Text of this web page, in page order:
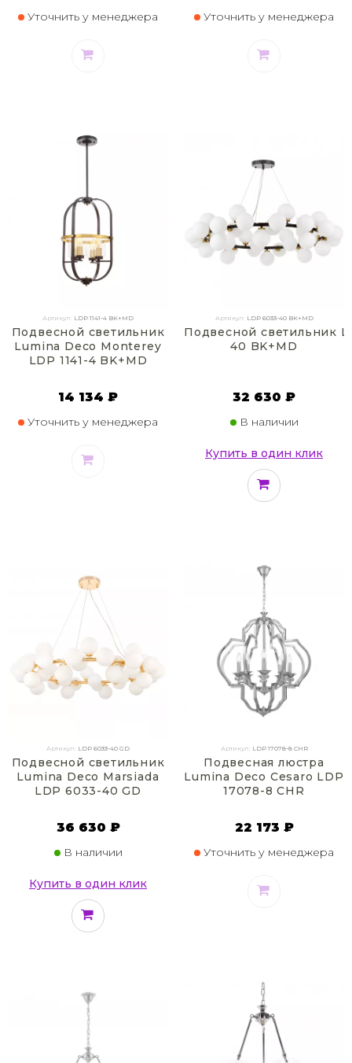
Уточнить у менеджера Уточнить у менеджера
Артикул: LDP 1141-4 BK+MD
Подвесной светильник
Lumina Deco Monterey
LDP 1141-4 BK+MD
14 134 ₽
Уточнить у менеджера
Артикул: LDP 6033-40 BK+MD
Подвесной светильник
40 BK+MD
32 630 ₽
В наличии
Купить в один клик
Артикул: LDP 6033-40 GD
Подвесной светильник
Lumina Deco Marsiada
LDP 6033-40 GD
36 630 ₽
В наличии
Купить в один клик
Артикул: LDP 17078-8 CHR
Подвесная люстра
Lumina Deco Cesaro LDP
17078-8 CHR
22 173 ₽
Уточнить у менеджера